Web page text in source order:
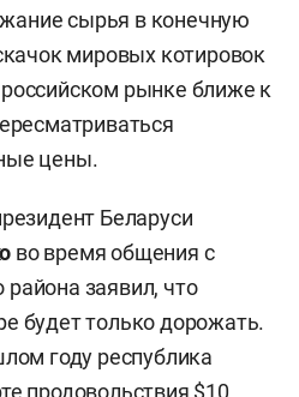
сырья в конечную
мировых котировок
рынке ближе к
цены.
Беларуси
во время общения с
заявил, что
будет только дорожать.
году республика